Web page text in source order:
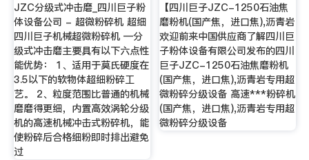
JZC分级式冲击磨_四川巨子粉
体设备公司 - 超微粉碎机 超细
四川巨子机械超微粉碎机 —分
级式冲击磨主要具有以下六点性
能优势： 1、适用于莫氏硬度在
3.5以下的软物体超细粉碎工
艺。 2、粒度范围比普通的机械
磨磨得更细，内置高效涡轮分级
机的高速机械冲击式粉碎机，能
使粉碎后合格细粉即时排出避免
过
【四川巨子JZC-1250石油焦
磨粉机(国产焦，进口焦),沥青岩
欢迎前来中国供应商了解四川巨
子粉体设备有限公司发布的四川
巨子JZC-1250石油焦磨粉机
(国产焦，进口焦),沥青岩专用超
微粉碎分级设备 高速***粉碎机
(国产焦，进口焦),沥青岩专用超
微粉碎分级设备